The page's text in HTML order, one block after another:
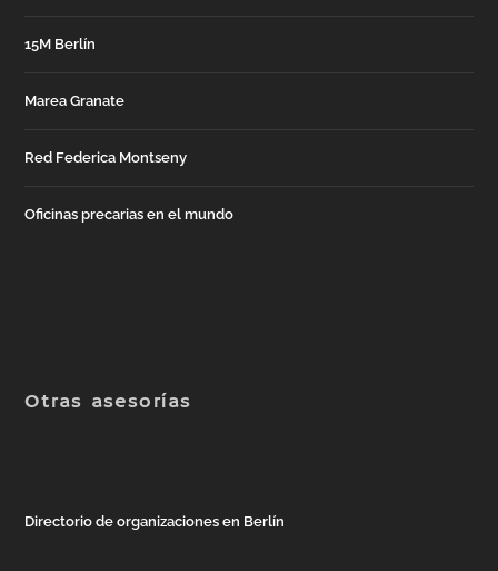
15M Berlín
Marea Granate
Red Federica Montseny
Oficinas precarias en el mundo
Otras asesorías
Directorio de organizaciones en Berlín